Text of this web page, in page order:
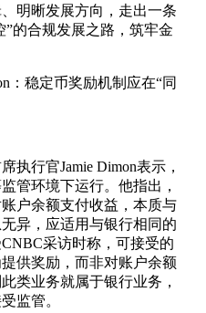
明晰发展方向，走出一条
”的合规发展之路，筑牢金
：稳定币奖励机制应在“同
执行官Jamie Dimon表示，
管环境下运行。他指出，
户余额支付收益，本质与
异，应适用与银行相同的
采访时称，可接受的
供奖励，而非对账户余额
类业务就属于银行业务，
监管。